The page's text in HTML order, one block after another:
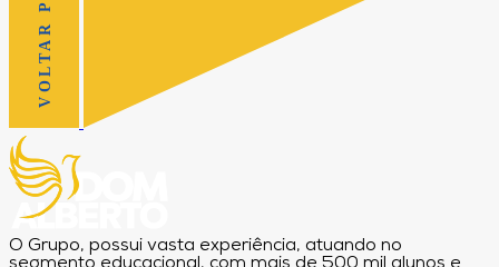
O Grupo, possui vasta experiência, atuando no